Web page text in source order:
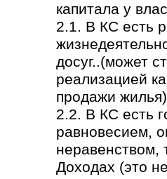
капитала у
2.1. В КС есть
досуг..(может
реализацией
продажи
2.2. В КС есть
равновесием,
неравенством,
Доходах (это